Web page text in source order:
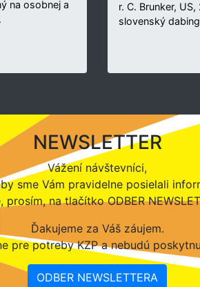
na osobnej a
r. C. Brunker,
slovenský
NEWSLETTER
Vážení návštevníci,
sme Vám pravidelne posielali
prosím, na tlačítko ODBER
Ďakujeme za Váš záujem.
pre potreby KZP a nebudú
ODBER NEWSLETTERA